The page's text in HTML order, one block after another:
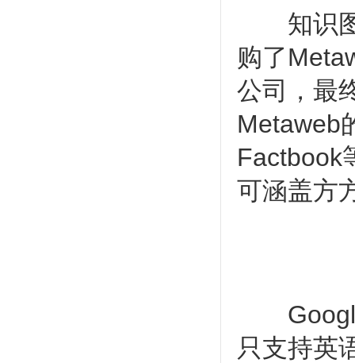
知识图
购了
公司，最
Metaweb
Factbook
可涵盖方
Google
只支持英